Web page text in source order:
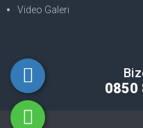
Video Galeri
0850